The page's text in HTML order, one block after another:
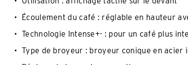
Écoulement du café : réglable en hauteur
Technologie Intense+- : pour un café plus
Type de broyeur : broyeur conique en acier